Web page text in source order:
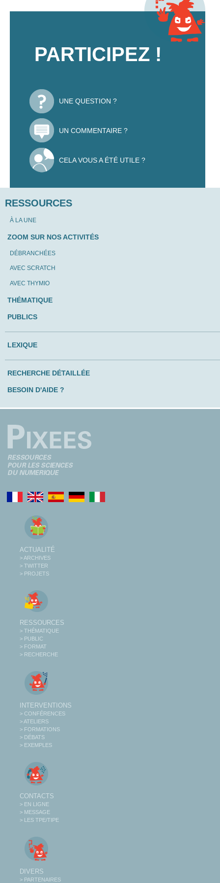
PARTICIPEZ !
UNE QUESTION ?
UN COMMENTAIRE ?
CELA VOUS A ÉTÉ UTILE ?
RESSOURCES
À LA UNE
ZOOM SUR NOS ACTIVITÉS
DÉBRANCHÉES
AVEC SCRATCH
AVEC THYMIO
THÉMATIQUE
PUBLICS
LEXIQUE
RECHERCHE DÉTAILLÉE
BESOIN D'AIDE ?
ACTUALITÉ
> ARCHIVES
> TWITTER
> PROJETS
RESSOURCES
> THÉMATIQUE
> PUBLIC
> FORMAT
> RECHERCHE
INTERVENTIONS
> CONFÉRENCES
> ATELIERS
> FORMATIONS
> DÉBATS
> EXEMPLES
CONTACTS
> EN LIGNE
> MESSAGE
> LES TPE/TIPE
DIVERS
> PARTENAIRES